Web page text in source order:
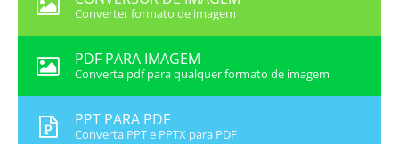
Converter formato de imagem
PDF PARA IMAGEM
Converta pdf para qualquer formato de imagem
PPT PARA PDF
Converta PPT e PPTX para PDF